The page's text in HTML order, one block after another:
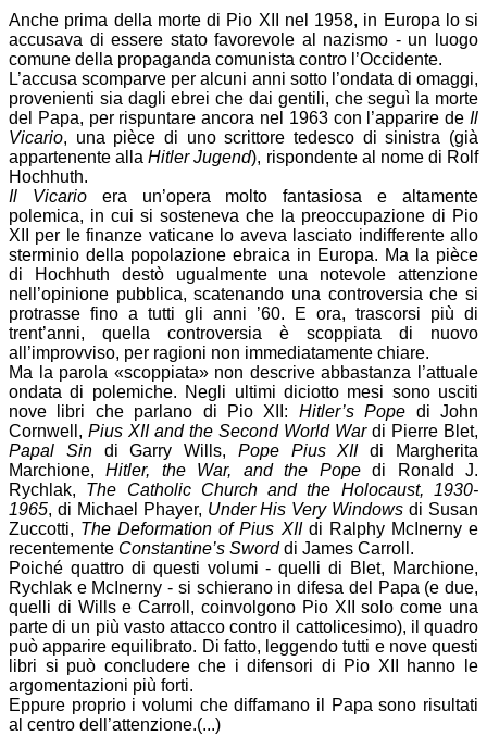
Anche prima della morte di Pio XII nel 1958, in Europa lo si
accusava di essere stato favorevole al nazismo - un luogo
comune della propaganda comunista contro l’Occidente.
L’accusa scomparve per alcuni anni sotto l’ondata di omaggi,
provenienti sia dagli ebrei che dai gentili, che seguì la morte
del Papa, per rispuntare ancora nel 1963 con l’apparire de Il
Vicario, una pièce di uno scrittore tedesco di sinistra (già
appartenente allaHitler Jugend), rispondente al nome di Rolf
Hochhuth.
Il Vicarioera un’opera molto fantasiosa e altamente
polemica, in cui si sosteneva che la preoccupazione di Pio
XII per le finanze vaticane lo aveva lasciato indifferente allo
sterminio della popolazione ebraica in Europa. Ma la pièce
di Hochhuth destò ugualmente una notevole attenzione
nell’opinione pubblica, scatenando una controversia che si
protrasse fino a tutti gli anni ’60. E ora, trascorsi più di
trent’anni, quella controversia è scoppiata di nuovo
all’improvviso, per ragioni non immediatamente chiare.
Ma la parola «scoppiata» non descrive abbastanza l’attuale
ondata di polemiche. Negli ultimi diciotto mesi sono usciti
nove libri che parlano di Pio XII: Hitler’s Pope di John
Cornwell, Pius XII and the Second World Wardi Pierre Blet,
Papal Sindi Garry Wills, Pope Pius XIIdi Margherita
Marchione,Hitler, the War, and the Popedi Ronald J.
Rychlak, The Catholic Church and the Holocaust, 1930-
1965, di Michael Phayer, Under His Very Windows di Susan
Zuccotti, The Deformation of Pius XIIdi Ralphy McInerny e
recentemente Constantine’s Sworddi James Carroll.
Poiché quattro di questi volumi - quelli di Blet, Marchione,
Rychlak e McInerny - si schierano in difesa del Papa (e due,
quelli di Wills e Carroll, coinvolgono Pio XII solo come una
parte di un più vasto attacco contro il cattolicesimo), il quadro
può apparire equilibrato. Di fatto, leggendo tutti e nove questi
libri si può concludere che i difensori di Pio XII hanno le
argomentazioni più forti.
Eppure proprio i volumi che diffamano il Papa sono risultati
al centro dell’attenzione.(...)